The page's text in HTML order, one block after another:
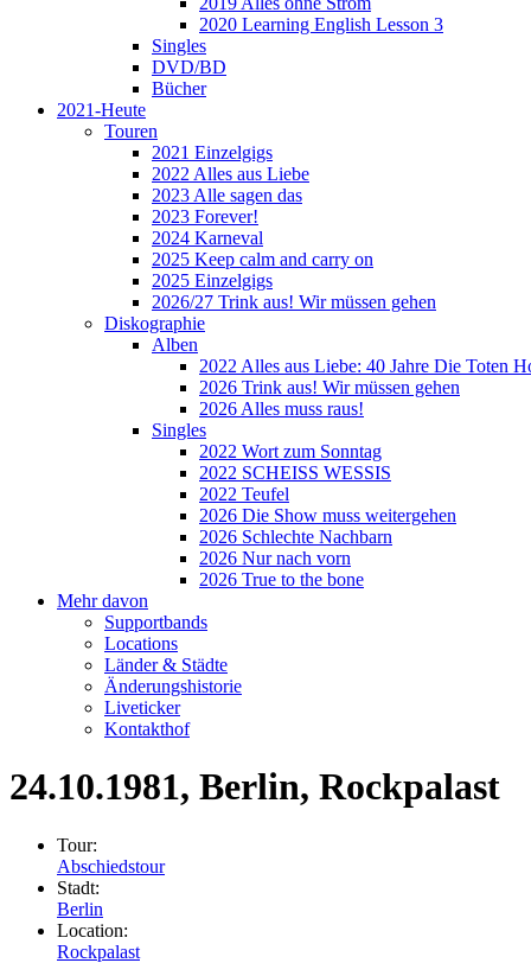
2020 Learning English Lesson 3
Singles
DVD/BD
Bücher
2021-Heute
Touren
2021 Einzelgigs
2022 Alles aus Liebe
2023 Alle sagen das
2023 Forever!
2024 Karneval
2025 Keep calm and carry on
2025 Einzelgigs
2026/27 Trink aus! Wir müssen gehen
Diskographie
Alben
2022 Alles aus Liebe: 40 Jahre Die Toten
2026 Trink aus! Wir müssen gehen
2026 Alles muss raus!
Singles
2022 Wort zum Sonntag
2022 SCHEISS WESSIS
2022 Teufel
2026 Die Show muss weitergehen
2026 Schlechte Nachbarn
2026 Nur nach vorn
2026 True to the bone
Mehr davon
Supportbands
Locations
Länder & Städte
Änderungshistorie
Liveticker
Kontakthof
24.10.1981, Berlin, Rockpalast
Tour:
Abschiedstour
Stadt:
Berlin
Location:
Rockpalast